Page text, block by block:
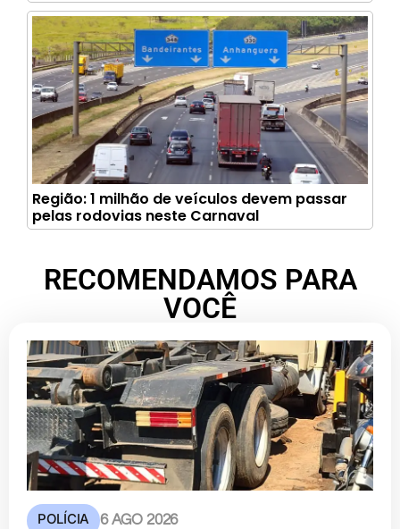
Região: 1 milhão de veículos devem passar
pelas rodovias neste Carnaval
RECOMENDAMOS PARA
VOCÊ
POLÍCIA 6 AGO 2026